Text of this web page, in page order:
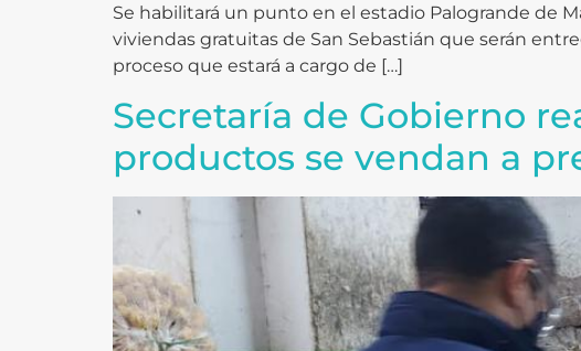
Se habilitará un punto en el estadio Palogrande de
viviendas gratuitas de San Sebastián que serán
proceso que estará a cargo de […]
Secretaría de Gobierno
productos se vendan a